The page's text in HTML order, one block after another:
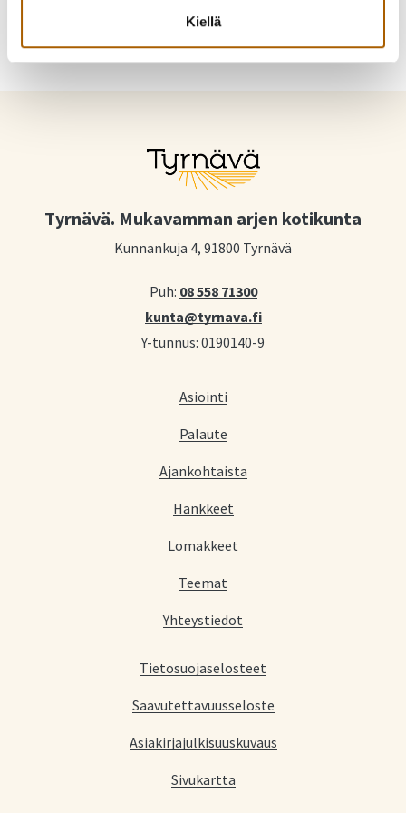
Kiellä
Tyrnävä. Mukavamman arjen kotikunta
Kunnankuja 4, 91800 Tyrnävä
Puh: 08 558 71300
kunta@tyrnava.fi
Y-tunnus: 0190140-9
Asiointi
Palaute
Ajankohtaista
Hankkeet
Lomakkeet
Teemat
Yhteystiedot
Tietosuojaselosteet
Saavutettavuusseloste
Asiakirjajulkisuuskuvaus
Sivukartta